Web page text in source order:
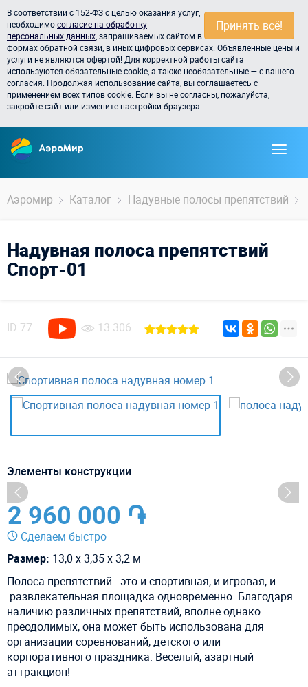
Принять всё!
В соответствии с 152-ФЗ с целью оказания услуг,
необходимосогласие на обработку
персональных данных , запрашиваемых сайтом в
формах обратной связи, в иных цифровых сервисах. Объявленные цены и
услуги не являются офертой! Для корректной работы сайта
используются обязательные cookie, а также необязательные — с вашего
согласия. Продолжая использование сайта, вы соглашаетесь с
применением всех типов cookie. Если вы не согласны, пожалуйста,
закройте сайт или измените настройки браузера.
Аэромир Каталог Надувные полосы препятствий
Надувная полоса препятствий
Спорт-01
ID 77 13 306
Элементы конструкции
2 960 000 ֏
Сделаем быстро
Размер: 13,0 х 3,35 х 3,2 м
Полоса препятствий - это и спортивная, и игровая, и
развлекательная площадка одновременно. Благодаря
наличию различных препятствий, вполне однако
преодолимых, она может быть использована для
организации соревнований, детского или
корпоративного праздника. Веселый, азартный
аттракцион!